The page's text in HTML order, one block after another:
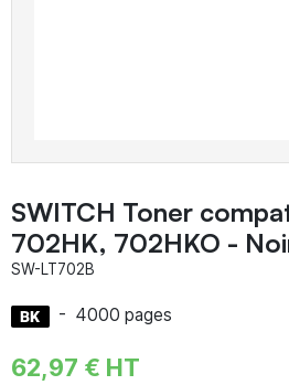
SWITCH Toner
702HK, 702HKO -
SW-LT702B
- 4000 pages
62,97 € HT